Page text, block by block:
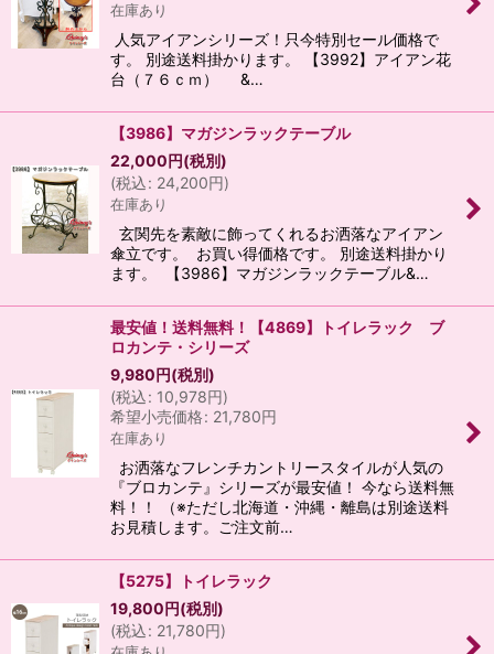
在庫あり
人気アイアンシリーズ！只今特別セール価格で
す。 別途送料掛かります。 【3992】アイアン花
台（７６ｃｍ） &…
【3986】マガジンラックテーブル
22,000円(税別)
(税込: 24,200円)
在庫あり
玄関先を素敵に飾ってくれるお洒落なアイアン
傘立です。 お買い得価格です。 別途送料掛かり
ます。 【3986】マガジンラックテーブル&…
最安値！送料無料！【4869】トイレラック ブ
ロカンテ・シリーズ
9,980円(税別)
(税込: 10,978円)
希望小売価格: 21,780円
在庫あり
お洒落なフレンチカントリースタイルが人気の
『ブロカンテ』シリーズが最安値！ 今なら送料無
料！！ （※ただし北海道・沖縄・離島は別途送料
お見積します。ご注文前…
【5275】トイレラック
19,800円(税別)
(税込: 21,780円)